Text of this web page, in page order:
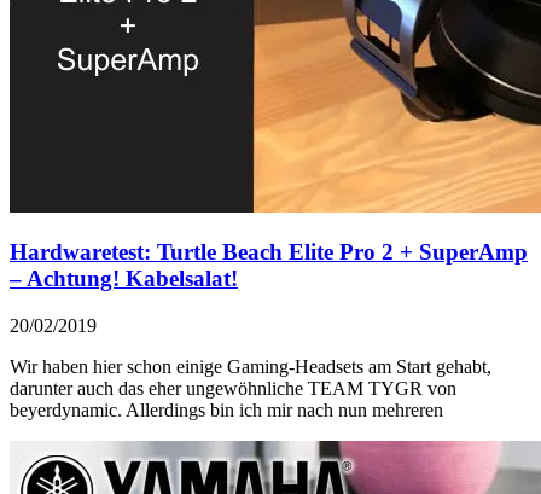
Hardwaretest: Turtle Beach Elite Pro 2 + SuperAmp
– Achtung! Kabelsalat!
20/02/2019
Wir haben hier schon einige Gaming-Headsets am Start gehabt,
darunter auch das eher ungewöhnliche TEAM TYGR von
beyerdynamic. Allerdings bin ich mir nach nun mehreren